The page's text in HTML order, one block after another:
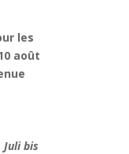
les
août
bis